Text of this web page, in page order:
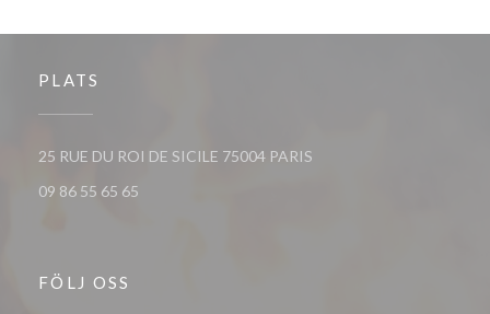
PLATS
25 RUE DU ROI DE SICILE 75004 PARIS
09 86 55 65 65
FÖLJ OSS